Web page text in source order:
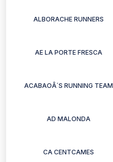
ALBORACHE RUNNERS
AE LA PORTE FRESCA
ACABAOÂ´S RUNNING TEAM
AD MALONDA
CA CENTCAMES